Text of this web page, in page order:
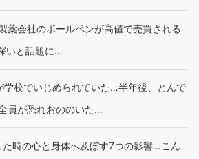
薬会社のボールペンが高値で売買される
いと話題に…
学校でいじめられていた…半年後、とんで
員が恐れおののいた…
た時の心と身体へ及ぼす7つの影響…こん